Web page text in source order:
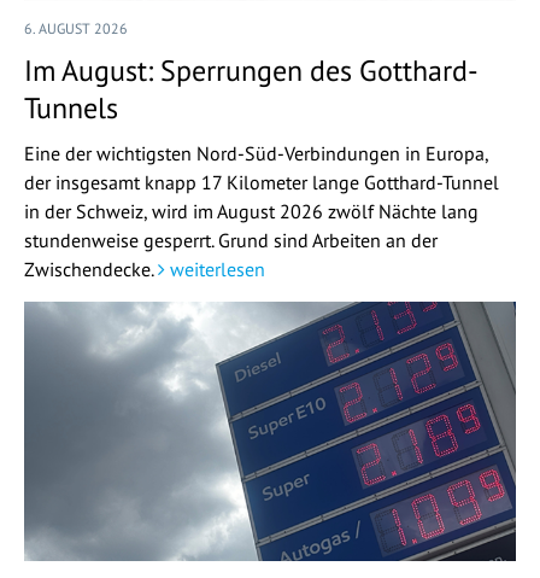
6. AUGUST 2026
Im August: Sperrungen des Gotthard-
Tunnels
Eine der wichtigsten Nord-Süd-Verbindungen in Europa,
der insgesamt knapp 17 Kilometer lange Gotthard-Tunnel
in der Schweiz, wird im August 2026 zwölf Nächte lang
stundenweise gesperrt. Grund sind Arbeiten an der
Zwischendecke.
weiterlesen